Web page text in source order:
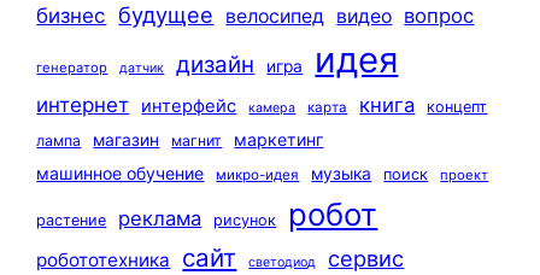
бизнес будущее велосипед видео вопрос
генератор датчик дизайн игра идея
интернет интерфейс камера карта книга
концепт
лампа
магазин магнит
маркетинг
машинное обучение
микро-идея музыка поиск проект
растение реклама рисунок робот
робототехника сайт светодиод сервис